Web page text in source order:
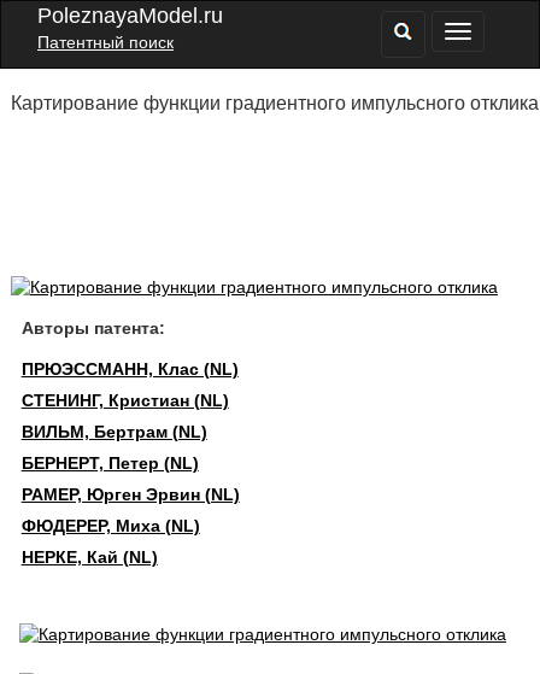
PoleznayaModel.ru
Патентный поиск
Картирование функции градиентного импульсного отклика
Авторы патента:
ПРЮЭССМАНН, Клас (NL)
СТЕНИНГ, Кристиан (NL)
ВИЛЬМ, Бертрам (NL)
БЕРНЕРТ, Петер (NL)
РАМЕР, Юрген Эрвин (NL)
ФЮДЕРЕР, Миха (NL)
НЕРКЕ, Кай (NL)